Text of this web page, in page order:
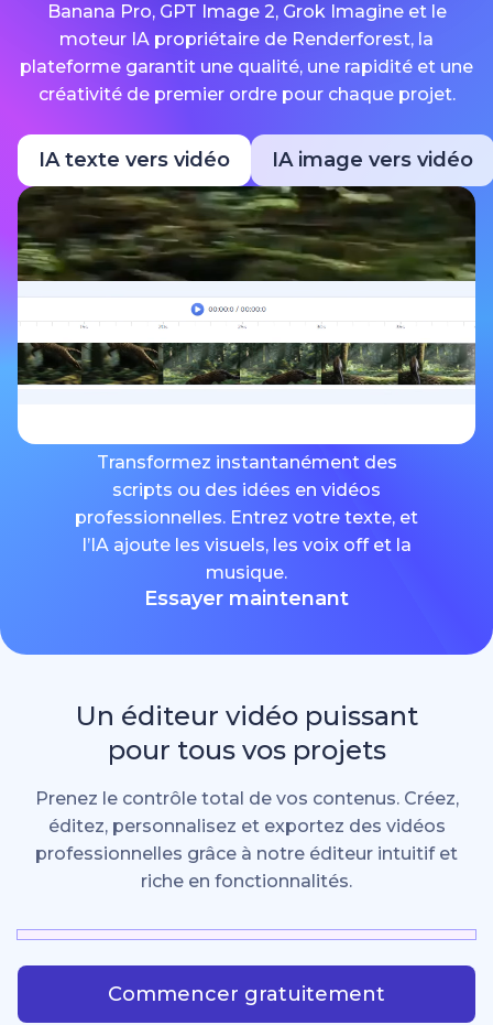
Banana Pro, GPT Image 2, Grok Imagine et le
moteur IA propriétaire de Renderforest, la
plateforme garantit une qualité, une rapidité et une
créativité de premier ordre pour chaque projet.
IA texte vers vidéo IA image vers vidéo
Transformez instantanément des
scripts ou des idées en vidéos
professionnelles. Entrez votre texte, et
l’IA ajoute les visuels, les voix off et la
musique.
Essayer maintenant
Un éditeur vidéo puissant
pour tous vos projets
Prenez le contrôle total de vos contenus. Créez,
éditez, personnalisez et exportez des vidéos
professionnelles grâce à notre éditeur intuitif et
riche en fonctionnalités.
Commencer gratuitement